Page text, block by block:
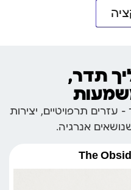
תדר,
תרפויטיים, יצירות
אנרגיה.
The